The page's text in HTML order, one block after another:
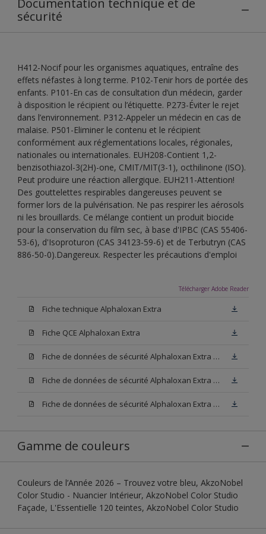
sécurité
H412-Nocif pour les organismes aquatiques, entraîne des
effets néfastes à long terme. P102-Tenir hors de portée des
enfants. P101-En cas de consultation d’un médecin, garder
à disposition le récipient ou l’étiquette. P273-Éviter le rejet
dans l’environnement. P312-Appeler un médecin en cas de
malaise. P501-Eliminer le contenu et le récipient
conformément aux réglementations locales, régionales,
nationales ou internationales. EUH208-Contient 1,2-
benzisothiazol-3(2H)-one, CMIT/MIT(3-1), octhilinone (ISO).
Peut produire une réaction allergique. EUH211-Attention!
Des gouttelettes respirables dangereuses peuvent se
former lors de la pulvérisation. Ne pas respirer les aérosols
ni les brouillards. Ce mélange contient un produit biocide
pour la conservation du film sec, à base d'IPBC (CAS 55406-
53-6), d'Isoproturon (CAS 34123-59-6) et de Terbutryn (CAS
886-50-0).Dangereux. Respecter les précautions d'emploi
Télécharger Adobe Reader
Fiche technique Alphaloxan Extra
Fiche QCE Alphaloxan Extra
Fiche de données de sécurité Alphaloxan Extra Base W05
Fiche de données de sécurité Alphaloxan Extra Base N00
Fiche de données de sécurité Alphaloxan Extra Base M15
Gamme de couleurs
Couleurs de l’Année 2026 – Trouvez votre bleu, AkzoNobel
Color Studio - Nuancier Intérieur, AkzoNobel Color Studio
Façade, L'Essentielle 120 teintes, AkzoNobel Color Studio